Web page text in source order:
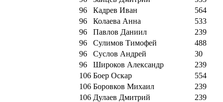
96
Кадрев Иван
564
96
Колаева Анна
533
96
Павлов Даниил
239
96
Сулимов Тимофей
488
96
Суслов Андрей
30
96
Широков Александр
239
106 Боер Оскар
554
106 Боровков Михаил
239
106 Дулаев Дмитрий
239